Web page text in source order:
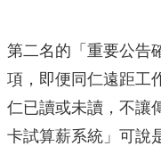
第二名的「重要公告
項，即便同仁遠距工
仁已讀或未讀，不讓
卡試算薪系統」可說